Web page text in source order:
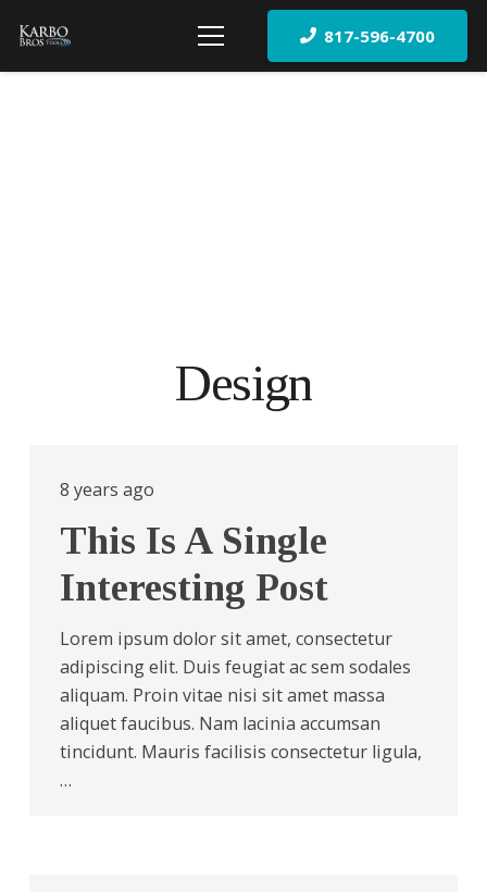
817-596-4700
Design
8 years ago
This Is A Single
Interesting Post
Lorem ipsum dolor sit amet, consectetur
adipiscing elit. Duis feugiat ac sem sodales
aliquam. Proin vitae nisi sit amet massa
aliquet faucibus. Nam lacinia accumsan
tincidunt. Mauris facilisis consectetur ligula,
…